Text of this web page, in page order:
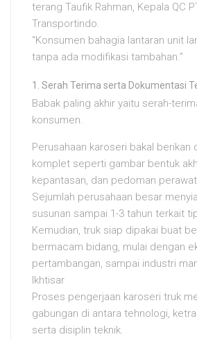
terang Taufik Rahman, Kepala QC
Transportindo.
“Konsumen bahagia lantaran unit
tanpa ada modifikasi tambahan.”
Serah Terima serta Dokumentasi
Babak paling akhir yaitu serah-
konsumen.
Perusahaan karoseri bakal
komplet seperti gambar bentuk
kepantasan, dan pedoman
Sejumlah perusahaan besar
susunan sampai 1-3 tahun terkait
Kemudian, truk siap dipakai buat
bermacam bidang, mulai dengan
pertambangan, sampai industri
Ikhtisar
Proses pengerjaan karoseri truk
gabungan di antara tehnologi,
serta disiplin teknik.